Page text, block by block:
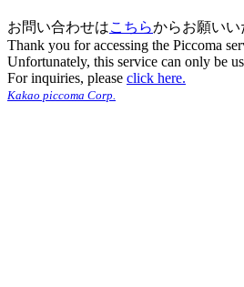
お問い合わせはこちらからお願いい
Thank you for accessing the Piccoma
Unfortunately, this service can only be
For inquiries, please click here.
Kakao piccoma Corp.